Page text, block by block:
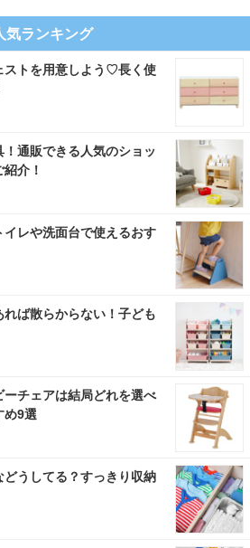
気ランキング
ストを用意しよう♡長く使
通販できる人気のショッ
介！
レや洗面台で使えるおす
ば散らからない！子ども
ーチェアは結局どれを選べ
め9選
うしてる？すっきり収納